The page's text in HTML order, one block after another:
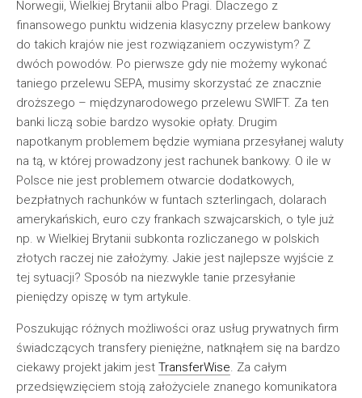
Norwegii, Wielkiej Brytanii albo Pragi. Dlaczego z
finansowego punktu widzenia klasyczny przelew bankowy
do takich krajów nie jest rozwiązaniem oczywistym? Z
dwóch powodów. Po pierwsze gdy nie możemy wykonać
taniego przelewu SEPA, musimy skorzystać ze znacznie
droższego – międzynarodowego przelewu SWIFT. Za ten
banki liczą sobie bardzo wysokie opłaty. Drugim
napotkanym problemem będzie wymiana przesyłanej waluty
na tą, w której prowadzony jest rachunek bankowy. O ile w
Polsce nie jest problemem otwarcie dodatkowych,
bezpłatnych rachunków w funtach szterlingach, dolarach
amerykańskich, euro czy frankach szwajcarskich, o tyle już
np. w Wielkiej Brytanii subkonta rozliczanego w polskich
złotych raczej nie założymy. Jakie jest najlepsze wyjście z
tej sytuacji? Sposób na niezwykle tanie przesyłanie
pieniędzy opiszę w tym artykule.
Poszukując różnych możliwości oraz usług prywatnych firm
świadczących transfery pieniężne, natknąłem się na bardzo
ciekawy projekt jakim jest TransferWise. Za całym
przedsięwzięciem stoją założyciele znanego komunikatora